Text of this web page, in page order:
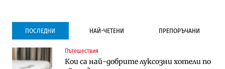
ПОСЛЕДНИ НАЙ-ЧЕТЕНИ ПРЕПОРЪЧАНИ
Пътешествия
Кои са най-добрите луксозни хотели по
Градоустройство
Столична община избра изпълнител за
Компании
Vivacom предлага над 150 устройства с